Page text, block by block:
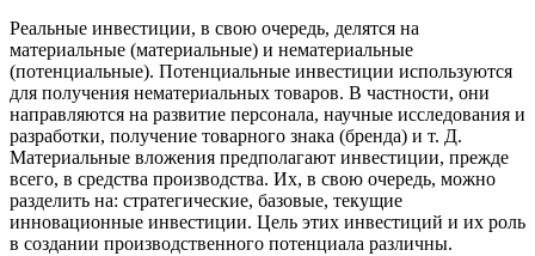
Реальные инвестиции, в свою очередь, делятся на
материальные (материальные) и нематериальные
(потенциальные). Потенциальные инвестиции используются
для получения нематериальных товаров. В частности, они
направляются на развитие персонала, научные исследования и
разработки, получение товарного знака (бренда) и т. Д.
Материальные вложения предполагают инвестиции, прежде
всего, в средства производства. Их, в свою очередь, можно
разделить на: стратегические, базовые, текущие
инновационные инвестиции. Цель этих инвестиций и их роль
в создании производственного потенциала различны.